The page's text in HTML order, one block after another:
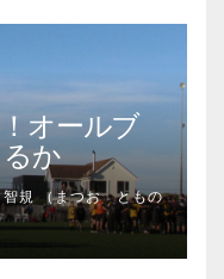
オールブ
か
規 （まつお ともの